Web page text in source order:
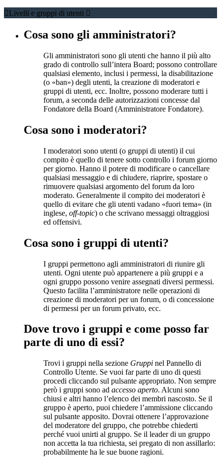
Livelli e gruppi di utenti
Cosa sono gli amministratori?
Gli amministratori sono gli utenti che hanno il più alto
grado di controllo sull’intera Board; possono controllare
qualsiasi elemento, inclusi i permessi, la disabilitazione
(o «ban») degli utenti, la creazione di moderatori e
gruppi di utenti, ecc. Inoltre, possono moderare tutti i
forum, a seconda delle autorizzazioni concesse dal
Fondatore della Board (Amministratore Fondatore).
Cosa sono i moderatori?
I moderatori sono utenti (o gruppi di utenti) il cui
compito è quello di tenere sotto controllo i forum giorno
per giorno. Hanno il potere di modificare o cancellare
qualsiasi messaggio e di chiudere, riaprire, spostare o
rimuovere qualsiasi argomento del forum da loro
moderato. Generalmente il compito dei moderatori è
quello di evitare che gli utenti vadano «fuori tema» (in
inglese, off-topic) o che scrivano messaggi oltraggiosi
ed offensivi.
Cosa sono i gruppi di utenti?
I gruppi permettono agli amministratori di riunire gli
utenti. Ogni utente può appartenere a più gruppi e a
ogni gruppo possono venire assegnati diversi permessi.
Questo facilita l’amministratore nelle operazioni di
creazione di moderatori per un forum, o di concessione
di permessi per un forum privato, ecc.
Dove trovo i gruppi e come posso far
parte di uno di essi?
Trovi i gruppi nella sezione Gruppi nel Pannello di
Controllo Utente. Se vuoi far parte di uno di questi
procedi cliccando sul pulsante appropriato. Non sempre
però i gruppi sono ad accesso aperto. Alcuni sono
chiusi e altri hanno l’elenco dei membri nascosto. Se il
gruppo è aperto, puoi chiedere l’ammissione cliccando
sul pulsante apposito. Dovrai ottenere l’approvazione
del moderatore del gruppo, che potrebbe chiederti
perché vuoi unirti al gruppo. Se il leader di un gruppo
non accetta la tua richiesta, sei pregato di non assillarlo:
probabilmente ha le sue buone ragioni.